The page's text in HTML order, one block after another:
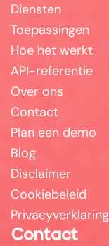
Diensten
Toepassingen
Hoe het werkt
API-referentie
Over ons
Contact
Plan een demo
Blog
Disclaimer
Cookiebeleid
Privacyverklaring
Contact